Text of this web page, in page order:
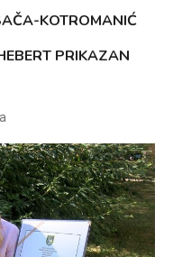
KOTROMANIĆ
PRIKAZAN